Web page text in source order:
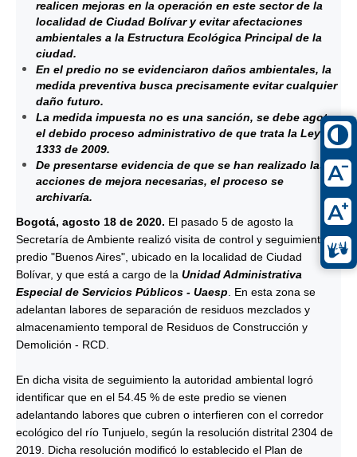
realicen mejoras en la operación en este sector de la
localidad de Ciudad Bolívar y evitar afectaciones
ambientales a la Estructura Ecológica Principal de la
ciudad.
En el predio no se evidenciaron daños ambientales, la
medida preventiva busca precisamente evitar cualquier
daño futuro.
La medida impuesta no es una sanción, se debe agotar
el debido proceso administrativo de que trata la Ley
1333 de 2009.
De presentarse evidencia de que se han realizado las
acciones de mejora necesarias, el proceso se
archivaría.
Bogotá, agosto 18 de 2020. El pasado 5 de agosto la
Secretaría de Ambiente realizó visita de control y seguimiento al
predio "Buenos Aires", ubicado en la localidad de Ciudad
Bolívar, y que está a cargo de la Unidad Administrativa
Especial de Servicios Públicos - Uaesp . En esta zona se
adelantan labores de separación de residuos mezclados y
almacenamiento temporal de Residuos de Construcción y
Demolición - RCD.
En dicha visita de seguimiento la autoridad ambiental logró
identificar que en el 54.45 % de este predio se vienen
adelantando labores que cubren o interfieren con el corredor
ecológico del río Tunjuelo, según la resolución distrital 2304 de
2019. Dicha resolución modificó lo establecido el Plan de